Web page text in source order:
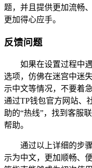
题，并且提供更加流畅
更加得心应手。
反馈问题
如果在设置过程中
选项，仿佛在迷宫中迷
示中文等情况，不要着
通过TP钱包官方网站、
助的“热线”，找到客服
帮助。
通过以上详细的步
示为中文，更加顺畅、